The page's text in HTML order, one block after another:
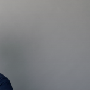
des métiers